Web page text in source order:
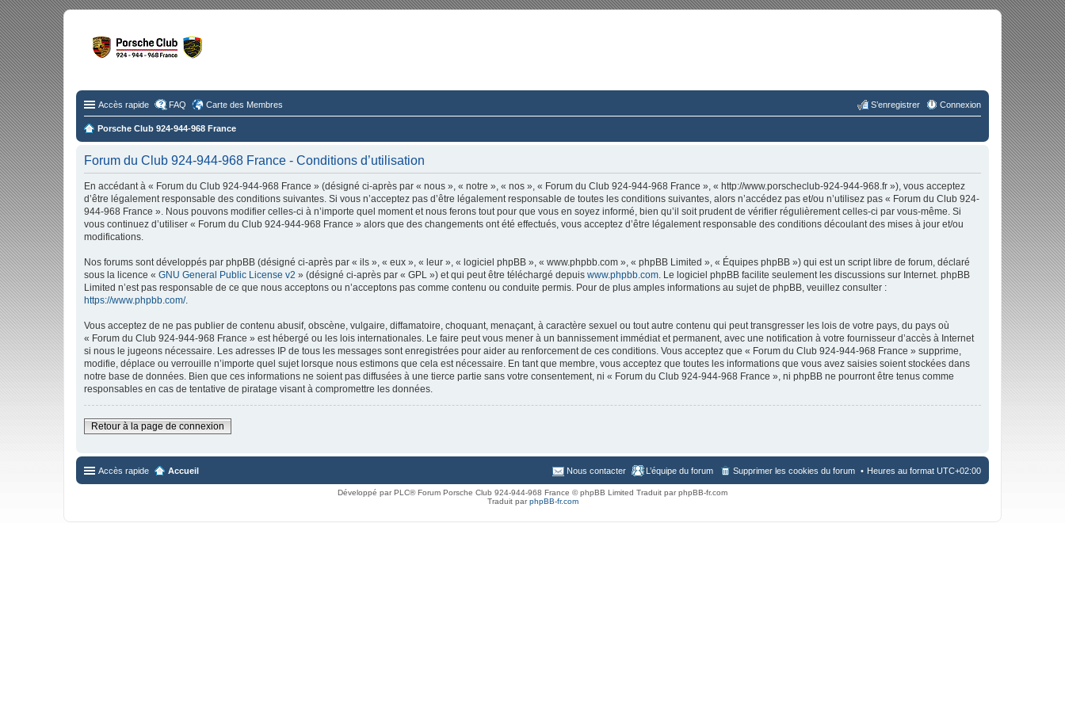
Accès rapide FAQ Carte des Membres Connexion
S’enregistrer
Porsche Club 924-944-968 France
Forum du Club 924-944-968 France - Conditions d’utilisation
En accédant à « Forum du Club 924-944-968 France » (désigné ci-après par « nous », « notre », « nos », « Forum du Club 924-944-968 France », « http://www.porscheclub-924-944-968.fr »), vous acceptez
d’être légalement responsable des conditions suivantes. Si vous n’acceptez pas d’être légalement responsable de toutes les conditions suivantes, alors n’accédez pas et/ou n’utilisez pas « Forum du Club 924-
944-968 France ». Nous pouvons modifier celles-ci à n’importe quel moment et nous ferons tout pour que vous en soyez informé, bien qu’il soit prudent de vérifier régulièrement celles-ci par vous-même. Si
vous continuez d’utiliser « Forum du Club 924-944-968 France » alors que des changements ont été effectués, vous acceptez d’être légalement responsable des conditions découlant des mises à jour et/ou
modifications.
Nos forums sont développés par phpBB (désigné ci-après par « ils », « eux », « leur », « logiciel phpBB », « www.phpbb.com », « phpBB Limited », « Équipes phpBB ») qui est un script libre de forum, déclaré
sous la licence « GNU General Public License v2 » (désigné ci-après par « GPL ») et qui peut être téléchargé depuis www.phpbb.com. Le logiciel phpBB facilite seulement les discussions sur Internet. phpBB
Limited n’est pas responsable de ce que nous acceptons ou n’acceptons pas comme contenu ou conduite permis. Pour de plus amples informations au sujet de phpBB, veuillez consulter :
https://www.phpbb.com/.
Vous acceptez de ne pas publier de contenu abusif, obscène, vulgaire, diffamatoire, choquant, menaçant, à caractère sexuel ou tout autre contenu qui peut transgresser les lois de votre pays, du pays où
« Forum du Club 924-944-968 France » est hébergé ou les lois internationales. Le faire peut vous mener à un bannissement immédiat et permanent, avec une notification à votre fournisseur d’accès à Internet
si nous le jugeons nécessaire. Les adresses IP de tous les messages sont enregistrées pour aider au renforcement de ces conditions. Vous acceptez que « Forum du Club 924-944-968 France » supprime,
modifie, déplace ou verrouille n’importe quel sujet lorsque nous estimons que cela est nécessaire. En tant que membre, vous acceptez que toutes les informations que vous avez saisies soient stockées dans
notre base de données. Bien que ces informations ne soient pas diffusées à une tierce partie sans votre consentement, ni « Forum du Club 924-944-968 France », ni phpBB ne pourront être tenus comme
responsables en cas de tentative de piratage visant à compromettre les données.
Retour à la page de connexion
Accès rapide Accueil Heures au format UTC+02:00
Supprimer les cookies du forum
L’équipe du forum
Nous contacter
Développé par PLC® Forum Porsche Club 924-944-968 France © phpBB Limited Traduit par phpBB-fr.com
Traduit parphpBB-fr.com